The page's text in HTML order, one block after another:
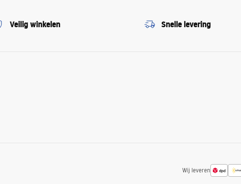
Veilig winkelen Snelle levering
Wij leveren